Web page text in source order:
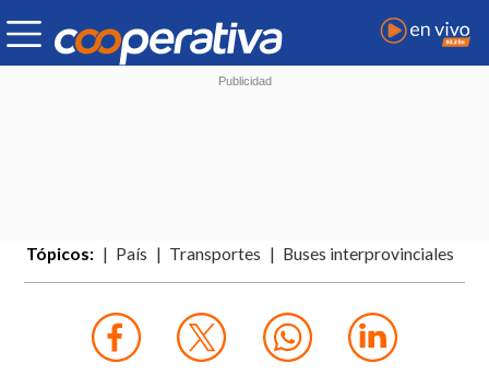
Tópicos: País Transportes Buses interprovinciales